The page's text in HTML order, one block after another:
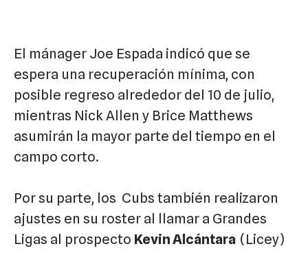
El mánager Joe Espada indicó que se
espera una recuperación mínima, con
posible regreso alrededor del 10 de julio,
mientras Nick Allen y Brice Matthews
asumirán la mayor parte del tiempo en el
campo corto.
Por su parte, los Cubs también realizaron
ajustes en su roster al llamar a Grandes
Ligas al prospecto Kevin Alcántara (Licey)